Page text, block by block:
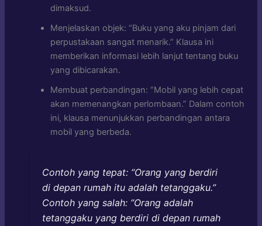
dimaksud.
Menjelaskan objek: “Buku yang aku pinjam dari
perpustakaan sangat menarik.” Klausa ini
memberikan informasi lebih lanjut tentang buku
yang dibicarakan.
Membuat perbandingan: “Mobil yang lebih cepat
akan memenangkan perlombaan.” Dalam contoh
ini, klausa menunjukkan perbandingan antara
mobil yang berbeda.
Contoh yang tepat: “Orang yang berdiri
di depan rumah itu adalah tetanggaku.”
Contoh yang salah: “Orang adalah
tetanggaku yang berdiri di depan rumah